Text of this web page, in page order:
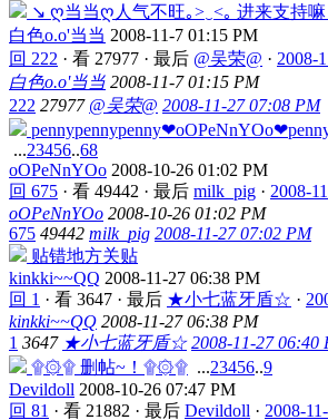
↘ ღ当当ღ人气不旺｡>‿<｡ 进来支持
白色o.o'当当 2008-11-7 01:15 PM
回 222 · 看 27977 · 最后 @吴荣@ · 2008-
白色o.o'当当 2008-11-7 01:15 PM
222 27977 @吴荣@ 2008-11-27 07:08 PM
...23456..68
oOPeNnYOo 2008-10-26 01:02 PM
回 675 · 看 49442 · 最后 milk_pig · 2008-
oOPeNnYOo 2008-10-26 01:02 PM
675 49442 milk_pig 2008-11-27 07:02 PM
贴错地方关贴
kinkki~~QQ 2008-11-27 06:38 PM
回 1 · 看 3647 · 最后 ★小七蓝牙盾☆ ·
kinkki~~QQ 2008-11-27 06:38 PM
1 3647 ★小七蓝牙盾☆ 2008-11-27 06:40
۩۞۩ 删帖~！۩۞۩ ...23456..9
Devildoll 2008-10-26 07:47 PM
回 81 · 看 21882 · 最后 Devildoll · 2008-